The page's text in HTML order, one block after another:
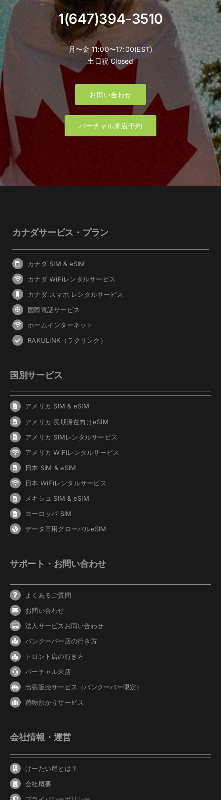
1(647)394-3510
月〜金 11:00〜17:00(EST)
土日祝 Closed
お問い合わせ
バーチャル来店予約
カナダサービス・プラン
カナダ SIM & eSIM
カナダ WiFiレンタルサービス
カナダ スマホ レンタルサービス
国際電話サービス
ホームインターネット
RAKULINK（ラクリンク）
国別サービス
アメリカ SIM & eSIM
アメリカ 長期滞在向けeSIM
アメリカ SIMレンタルサービス
アメリカ WiFiレンタルサービス
日本 SIM & eSIM
日本 WiFiレンタルサービス
メキシコ SIM & eSIM
ヨーロッパ SIM
データ専用グローバルeSIM
サポート・お問い合わせ
よくあるご質問
お問い合わせ
法人サービスお問い合わせ
バンクーバー 店の行き方
トロント店の行き方
バーチャル来店
出張販売サービス（バンクーバー限定）
荷物預かりサービス
会社情報・運営
けーたい屋とは？
会社概要